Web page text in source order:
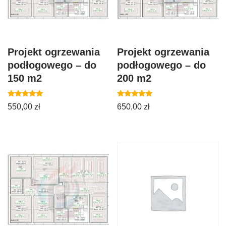
Projekt ogrzewania
podłogowego – do
150 m2
Oceniono
5.00
550,00 zł
Projekt ogrzewania
podłogowego – do
200 m2
Oceniono
5.00
650,00zł